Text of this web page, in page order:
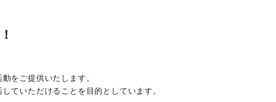
をご提供いたします。
ていただけることを目的としています。